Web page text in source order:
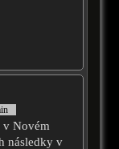
v Novém
následky v